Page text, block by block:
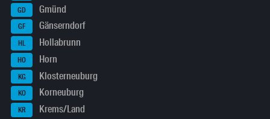
GD Gmünd
GF Gänserndorf
HL Hollabrunn
HO Horn
KG Klosterneuburg
KO Korneuburg
KR Krems/Land